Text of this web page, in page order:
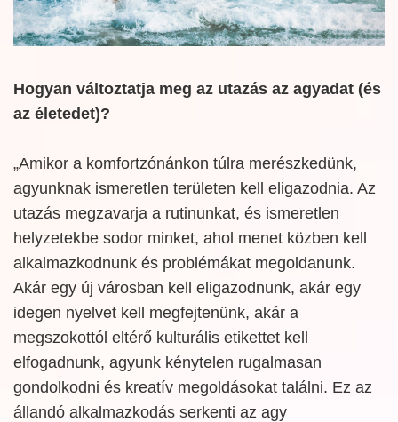
Hogyan változtatja meg az utazás az agyadat (és
az életedet)?
„Amikor a komfortzónánkon túlra merészkedünk,
agyunknak ismeretlen területen kell eligazodnia. Az
utazás megzavarja a rutinunkat, és ismeretlen
helyzetekbe sodor minket, ahol menet közben kell
alkalmazkodnunk és problémákat megoldanunk.
Akár egy új városban kell eligazodnunk, akár egy
idegen nyelvet kell megfejtenünk, akár a
megszokottól eltérő kulturális etikettet kell
elfogadnunk, agyunk kénytelen rugalmasan
gondolkodni és kreatív megoldásokat találni. Ez az
állandó alkalmazkodás serkenti az agy